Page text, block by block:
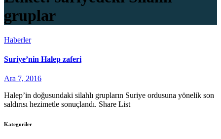
gruplar
Haberler
Suriye’nin Halep zaferi
Ara 7, 2016
Halep’in doğusundaki silahlı grupların Suriye ordusuna yönelik son
saldırısı hezimetle sonuçlandı. Share List
Kategoriler